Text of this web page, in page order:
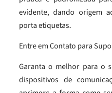
evidente, dando origem
porta etiquetas.
Entre em Contato para
Garanta o melhor para o
dispositivos de